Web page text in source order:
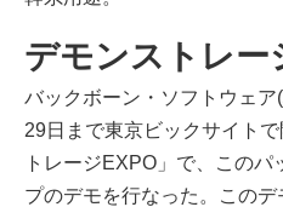
デモンストレー
バックボーン・ソフトウェア
29日まで東京ビックサイト
トレージEXPO」で、この
プのデモを行なった。この